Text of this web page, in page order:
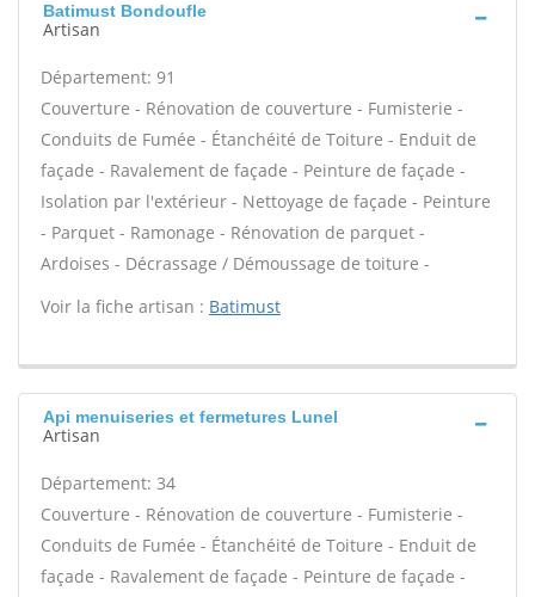
Batimust Bondoufle
Artisan
Département: 91
Couverture - Rénovation de couverture - Fumisterie -
Conduits de Fumée - Étanchéité de Toiture - Enduit de
façade - Ravalement de façade - Peinture de façade -
Isolation par l'extérieur - Nettoyage de façade - Peinture
- Parquet - Ramonage - Rénovation de parquet -
Ardoises - Décrassage / Démoussage de toiture -
Voir la fiche artisan : Batimust
Api menuiseries et fermetures Lunel
Artisan
Département: 34
Couverture - Rénovation de couverture - Fumisterie -
Conduits de Fumée - Étanchéité de Toiture - Enduit de
façade - Ravalement de façade - Peinture de façade -